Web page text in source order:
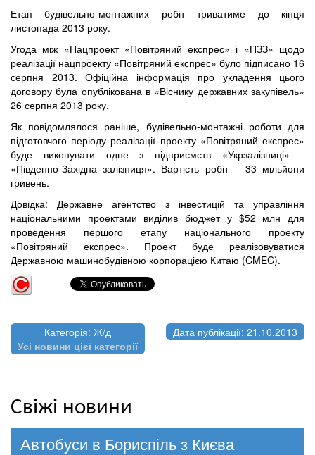
Етап будівельно-монтажних робіт триватиме до кінця
листопада 2013 року.
Угода між «Нацпроект «Повітряний експрес» і «ПЗЗ» щодо
реалізації нацпроекту «Повітряний експрес» було підписано 16
серпня 2013. Офіційна інформація про укладення цього
договору була опублікована в «Віснику державних закупівель»
26 серпня 2013 року.
Як повідомлялося раніше, будівельно-монтажні роботи для
підготовчого періоду реалізації проекту «Повітряний експрес»
буде виконувати одне з підприємств «Укрзалізниці» -
«Південно-Західна залізниця». Вартість робіт – 33 мільйони
гривень.
Довідка: Державне агентство з інвестицій та управління
національними проектами виділив бюджет у $52 млн для
проведення першого етапу національного проекту
«Повітряний експрес». Проект буде реалізовуватися
Державною машинобудівною корпорацією Китаю (CMEC).
Категорія: Ж/д
Усі новини цієї категорії
Дата публікації: 21.10.2013
Свіжі новини
Автобуси в Бориспіль з Києва